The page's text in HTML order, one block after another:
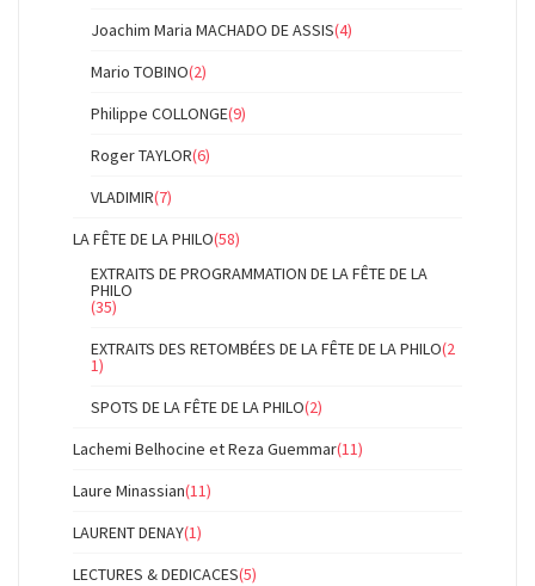
Joachim Maria MACHADO DE ASSIS(4)
Mario TOBINO(2)
Philippe COLLONGE(9)
Roger TAYLOR(6)
VLADIMIR(7)
LA FÊTE DE LA PHILO(58)
EXTRAITS DE PROGRAMMATION DE LA FÊTE DE LA
PHILO
(35)
EXTRAITS DES RETOMBÉES DE LA FÊTE DE LA PHILO(2
1)
SPOTS DE LA FÊTE DE LA PHILO(2)
Lachemi Belhocine et Reza Guemmar(11)
Laure Minassian(11)
LAURENT DENAY(1)
LECTURES & DEDICACES(5)